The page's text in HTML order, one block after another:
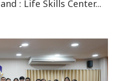
: Life Skills Center...